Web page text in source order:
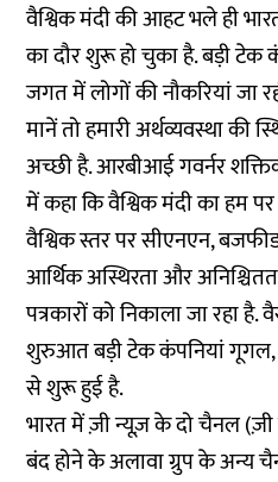
वैश्विक मंदी की आहट भले ही
का दौर शुरू हो चुका है. बड़ी टेक
जगत में लोगों की नौकरियां जा
मानें तो हमारी अर्थव्यवस्था की
अच्छी है. आरबीआई गवर्नर
में कहा कि वैश्विक मंदी का हम
वैश्विक स्तर पर सीएनएन,
आर्थिक अस्थिरता और
पत्रकारों को निकाला जा रहा
शुरुआत बड़ी टेक कंपनियां
से शुरू हुई है.
भारत में ज़ी न्यूज़ के दो चैनल
बंद होने के अलावा ग्रुप के अन्य